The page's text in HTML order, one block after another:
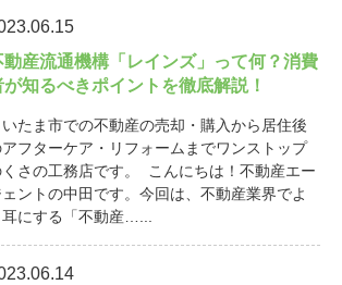
動産流通機構「レインズ」って何？消費
が知るべきポイントを徹底解説！
いたま市での不動産の売却・購入から居住後
フターケア・リフォームまでワンストップ
さの工務店です。 こんにちは！不動産エー
ェントの中田です。今回は、不動産業界でよ
耳にする「不動産…...